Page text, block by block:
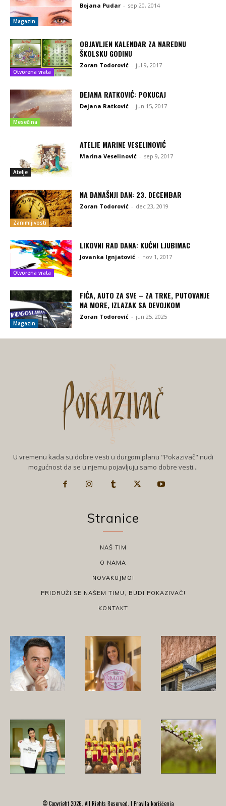
Magazin
Bojana Pudar - sep 20, 2014
Otvorena vrata
OBJAVLJEN KALENDAR ZA NAREDNU
ŠKOLSKU GODINU
Zoran Todorović - jul 9, 2017
Mesečina
DEJANA RATKOVIĆ: POKUCAJ
Dejana Ratković - jun 15, 2017
Atelje
ATELJE MARINE VESELINOVIĆ
Marina Veselinović - sep 9, 2017
Zanimljivosti
NA DANAŠNJI DAN: 23. DECEMBAR
Zoran Todorović - dec 23, 2019
Otvorena vrata
LIKOVNI RAD DANA: KUĆNI LJUBIMAC
Jovanka Ignjatović - nov 1, 2017
Magazin
FIĆA, AUTO ZA SVE – ZA TRKE, PUTOVANJE
NA MORE, IZLAZAK SA DEVOJKOM
Zoran Todorović - jun 25, 2025
U vremenu kada su dobre vesti u durgom planu "Pokazivač" nudi
mogućnost da se u njemu pojavljuju samo dobre vesti...
Stranice
NAŠ TIM
O NAMA
NOVAKUJMO!
PRIDRUŽI SE NAŠEM TIMU, BUDI POKAZIVAČ!
KONTAKT
© Copyright 2026, All Rights Reserved. | Pravila korišćenja